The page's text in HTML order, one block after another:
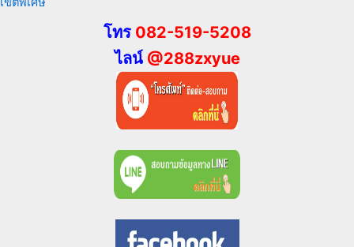
โทร 082-519-5208
ไลน์ @288zxyue